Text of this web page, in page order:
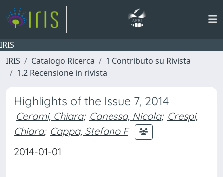
IRIS
IRIS
Catalogo Ricerca
1 Contributo su Rivista
1.2 Recensione in rivista
Highlights of the Issue 7, 2014
Cerami, Chiara; Canessa, Nicola; Crespi,
Chiara; Cappa, Stefano F
2014-01-01